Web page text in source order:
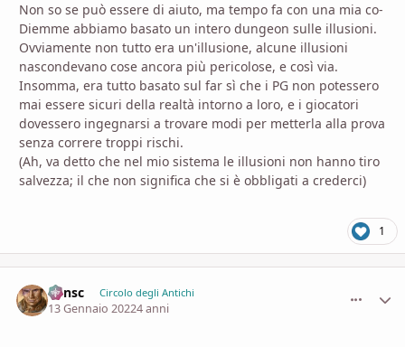
Non so se può essere di aiuto, ma tempo fa con una mia co-
Diemme abbiamo basato un intero dungeon sulle illusioni.
Ovviamente non tutto era un'illusione, alcune illusioni
nascondevano cose ancora più pericolose, e così via.
Insomma, era tutto basato sul far sì che i PG non potessero
mai essere sicuri della realtà intorno a loro, e i giocatori
dovessero ingegnarsi a trovare modi per metterla alla prova
senza correre troppi rischi.
(Ah, va detto che nel mio sistema le illusioni non hanno tiro
salvezza; il che non significa che si è obbligati a crederci)
1
Minsc Circolo degli Antichi
13 Gennaio 20224 anni